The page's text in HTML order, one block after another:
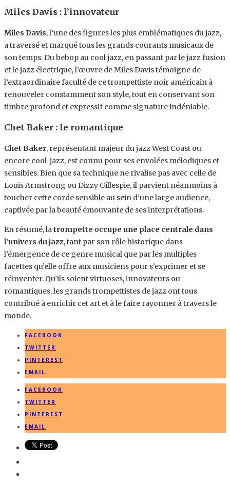
Miles Davis : l’innovateur
Miles Davis, l’une des figures les plus emblématiques du jazz,
a traversé et marqué tous les grands courants musicaux de
son temps. Du bebop au cool jazz, en passant par le jazz fusion
et le jazz électrique, l’œuvre de Miles Davis témoigne de
l’extraordinaire faculté de ce trompettiste noir américain à
renouveler constamment son style, tout en conservant son
timbre profond et expressif comme signature indéniable.
Chet Baker : le romantique
Chet Baker, représentant majeur du jazz West Coast ou
encore cool-jazz, est connu pour ses envolées mélodiques et
sensibles. Bien que sa technique ne rivalise pas avec celle de
Louis Armstrong ou Dizzy Gillespie, il parvient néanmoins à
toucher cette corde sensible au sein d’une large audience,
captivée par la beauté émouvante de ses interprétations.
En résumé, la trompette occupe une place centrale dans
l’univers du jazz, tant par son rôle historique dans
l’émergence de ce genre musical que par les multiples
facettes qu’elle offre aux musiciens pour s’exprimer et se
réinventer. Qu’ils soient virtuoses, innovateurs ou
romantiques, les grands trompettistes de jazz ont tous
contribué à enrichir cet art et à le faire rayonner à travers le
monde.
FACEBOOK
TWITTER
PINTEREST
EMAIL
FACEBOOK
TWITTER
PINTEREST
EMAIL